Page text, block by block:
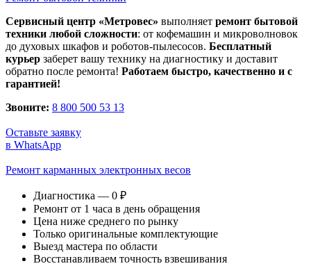
Сервисный центр «Метровес» выполняет ремонт бытовой
техники любой сложности: от кофемашин и микроволновок
до духовых шкафов и роботов-пылесосов. Бесплатный
курьер заберет вашу технику на диагностику и доставит
обратно после ремонта! Работаем быстро, качественно и с
гарантией!
Звоните: 8 800 500 53 13
Оставьте заявку
в WhatsApp
Ремонт карманных электронных весов
Диагностика — 0 ₽
Ремонт от 1 часа в день обращения
Цена ниже среднего по рынку
Только оригинальные комплектующие
Выезд мастера по области
Восстанавливаем точность взвешивания